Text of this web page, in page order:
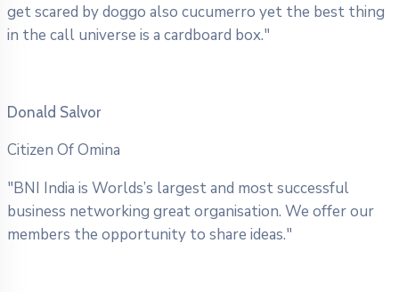
get scared by doggo also cucumerro yet the best thing
in the call universe is a cardboard box."
Donald Salvor
Citizen Of Omina
"BNI India is Worlds’s largest and most successful
business networking great organisation. We offer our
members the opportunity to share ideas."